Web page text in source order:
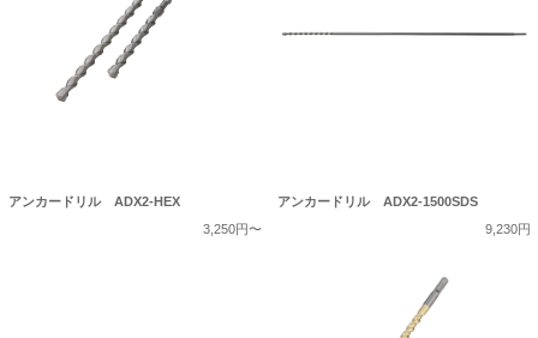
アンカードリル ADX2-HEX
3,250円〜
アンカードリル ADX2-1500SDS
9,230円